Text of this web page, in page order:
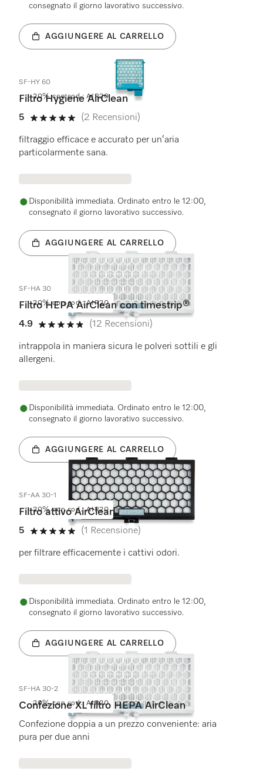
consegnato il giorno lavorativo successivo.
AGGIUNGERE AL CARRELLO
20% con cod.: AIR20
SF-HY 60
Filtro Hygiene AirClean
5
5 su 5 stelle
(2 Recensioni)
filtraggio efficace e accurato per un‘aria
particolarmente sana.
Disponibilità immediata. Ordinato entro le 12:00,
consegnato il giorno lavorativo successivo.
AGGIUNGERE AL CARRELLO
20% con cod.: AIR20
SF-HA 30
Filtro HEPA AirClean con timestrip®
4.9
4.9 su 5 stelle
(12 Recensioni)
intrappola in maniera sicura le polveri sottili e gli
allergeni.
Disponibilità immediata. Ordinato entro le 12:00,
consegnato il giorno lavorativo successivo.
AGGIUNGERE AL CARRELLO
20% con cod.: AIR20
SF-AA 30-1
Filtro attivo AirClean
5
5 su 5 stelle
(1 Recensione)
per filtrare efficacemente i cattivi odori.
Disponibilità immediata. Ordinato entro le 12:00,
consegnato il giorno lavorativo successivo.
AGGIUNGERE AL CARRELLO
20% con cod.: AIR20
SF-HA 30-2
Confezione XL filtro HEPA AirClean
Confezione doppia a un prezzo conveniente: aria
pura per due anni